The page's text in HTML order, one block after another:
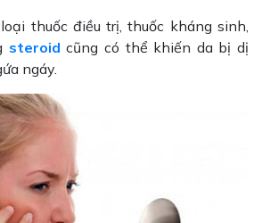
thuốc điều trị, thuốc kháng sinh,
steroid cũng có thể khiến da bị dị
ngáy.